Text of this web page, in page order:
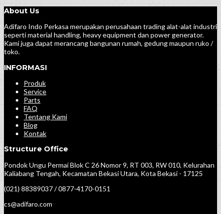
About Us
Adifaro Indo Perkasa merupakan perusahaan trading alat-alat industri
seperti material handling, heavy equipment dan power generator.
Kami juga dapat merancang bangunan rumah, gedung maupun ruko /
toko.
INFORMASI
Produk
Service
Parts
FAQ
Tentang Kami
Blog
Kontak
Structure Office
Pondok Ungu Permai Blok C 26 Nomor 9, RT 003, RW 010, Kelurahan
Kaliabang Tengah, Kecamatan Bekasi Utara, Kota Bekasi - 17125
(021) 88389037 / 0877-4170-0151
cs@adifaro.com